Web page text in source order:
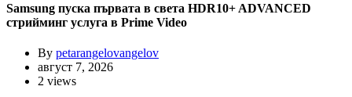
Samsung пуска първата в света HDR10+ ADVANCED
стрийминг услуга в Prime Video
By petarangelovangelov
август 7, 2026
2 views